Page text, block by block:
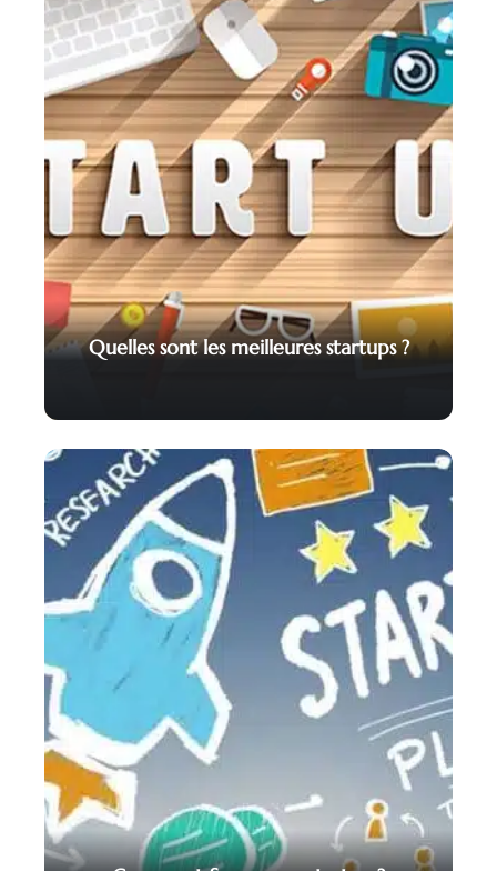
Quelles sont les meilleures startups ?